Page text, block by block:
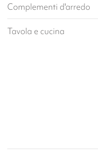
Complementi d'arredo
Tavola e cucina